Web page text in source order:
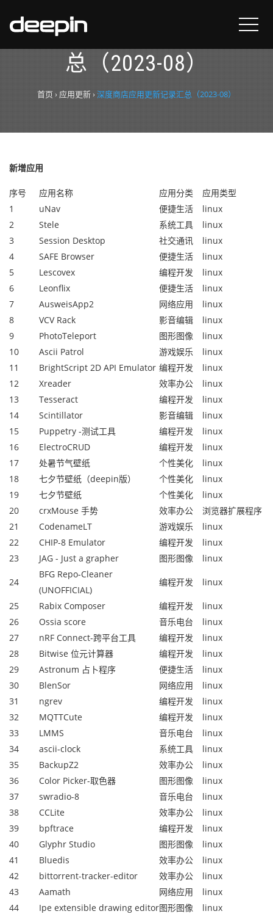
深度商店应用更新记录汇
总（2023-08）
首页› 应用更新› 深度商店应用更新记录汇总（2023-08）
新增应用
序号 应用名称 应用分类
应用类型
1
uNav 便捷生活
linux
2
Stele 系统工具
linux
3
Session Desktop 社交通讯
linux
4
SAFE Browser 便捷生活
linux
5
Lescovex 编程开发
linux
6
Leonflix 便捷生活
linux
7
AusweisApp2 网络应用
linux
8
VCV Rack 影音编辑
linux
9
PhotoTeleport 图形图像
linux
10
Ascii Patrol 游戏娱乐
linux
11
BrightScript 2D API Emulator 编程开发
linux
12
Xreader 效率办公
linux
13
Tesseract 编程开发
linux
14
Scintillator 影音编辑
linux
15
Puppetry -测试工具 编程开发
linux
16
ElectroCRUD 编程开发
linux
17
处暑节气壁纸 个性美化
linux
18
七夕节壁纸（deepin版） 个性美化
linux
19
七夕节壁纸 个性美化
linux
20
crxMouse 手势 效率办公
浏览器扩展程序
21
CodenameLT 游戏娱乐
linux
22
CHIP-8 Emulator 编程开发
linux
23
JAG - Just a grapher 图形图像 linux
24
BFG Repo-Cleaner
(UNOFFICIAL)
编程开发 linux
25 Rabix Composer 编程开发
linux
26
Ossia score 音乐电台
linux
27
nRF Connect-跨平台工具 编程开发
linux
28
Bitwise 位元计算器 编程开发
linux
29
Astronum 占卜程序 便捷生活
linux
30
BlenSor 网络应用
linux
31
ngrev 编程开发
linux
32
MQTTCute 编程开发
linux
33
LMMS 音乐电台
linux
34
ascii-clock 系统工具
linux
35
BackupZ2 效率办公
linux
36
Color Picker-取色器 图形图像
linux
37
swradio-8 音乐电台
linux
38
CCLite 效率办公
linux
39
bpftrace 编程开发
linux
40
Glyphr Studio 图形图像
linux
41
Bluedis 效率办公
linux
42
bittorrent-tracker-editor 效率办公
linux
43
Aamath 网络应用
linux
44
Ipe extensible drawing editor图形图像
linux